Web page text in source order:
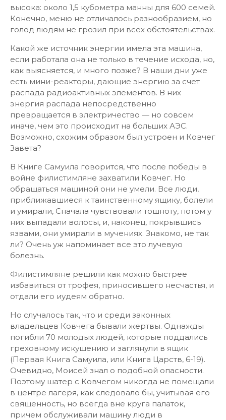
высока: около 1,5 кубометра манны для 600 семей.
Конечно, меню не отличалось разнообразием, но
голод людям не грозил при всех обстоятельствах.
Какой же источник энергии имела эта машина,
если работала она не только в течение исхода, но,
как выясняется, и много позже? В наши дни уже
есть мини-реакторы, дающие энергию за счет
распада радиоактивных элементов. В них
энергия распада непосредственно
превращается в электричество — но совсем
иначе, чем это происходит на больших АЭС.
Возможно, схожим образом был устроен и Ковчег
Завета?
В Книге Самуила говорится, что после победы в
войне филистимляне захватили Ковчег. Но
обращаться машиной они не умели. Все люди,
приближавшиеся к таинственному ящику, болели
и умирали, Сначала чувствовали тошноту, потом у
них выпадали волосы, и, наконец, покрывшись
язвами, они умирали в мучениях. Знакомо, не так
ли? Очень уж напоминает все это лучевую
болезнь.
Филистимляне решили как можно быстрее
избавиться от трофея, приносившего несчастья, и
отдали его иудеям обратно.
Но случалось так, что и среди законных
владельцев Ковчега бывали жертвы. Однажды
погибли 70 молодых людей, которые поддались
греховному искушению и заглянули в ящик
(Первая Книга Самуила, или Книга Царств, 6-19).
Очевидно, Моисей знал о подобной опасности.
Поэтому шатер с Ковчегом никогда не помещали
в центре лагеря, как следовало бы, учитывая его
священность, но всегда вне круга палаток,
причем обслуживали машину люди в